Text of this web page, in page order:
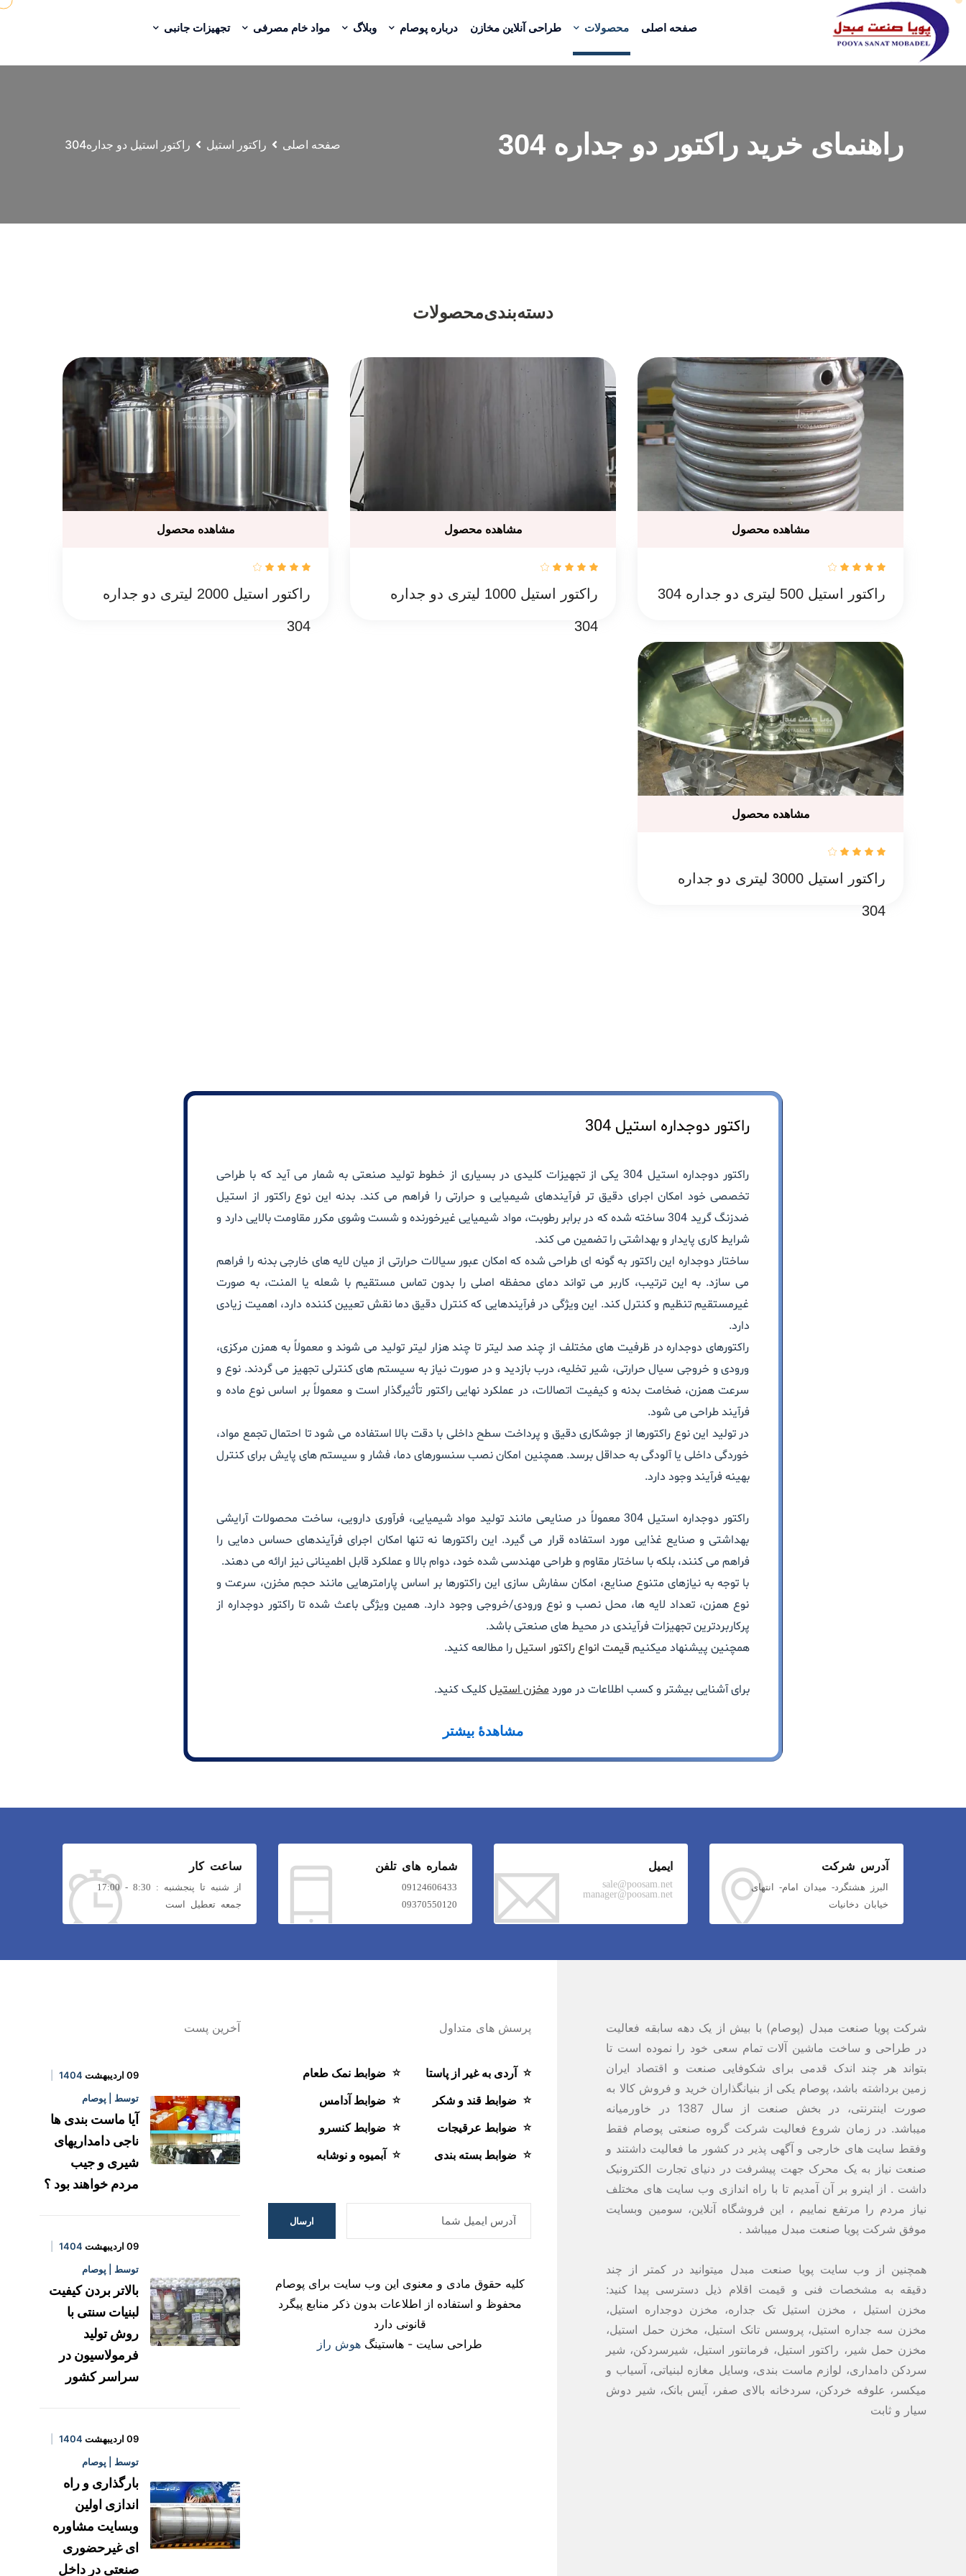
صفحه اصلی محصولات طراحی آنلاین مخازن درباره پوصام وبلاگ مواد خام مصرفی تجهیزات جانبی
راهنمای خرید راکتور دو جداره 304 صفحه اصلی راکتور استیل راکتور استیل دو جداره304
دسته‌بندی‌محصولات
مشاهده محصول
راکتور استیل 500 لیتری دو جداره 304
مشاهده محصول
راکتور استیل 1000 لیتری دو جداره
304
مشاهده محصول
راکتور استیل 2000 لیتری دو جداره
304
مشاهده محصول
راکتور استیل 3000 لیتری دو جداره
304
راکتور دوجداره استیل 304
راکتور دوجداره استیل 304
یکی از تجهیزات کلیدی در بسیاری از خطوط تولید صنعتی به شمار می آید که با طراحی
تخصصی خود امکان اجرای دقیق تر فرآیندهای شیمیایی و حرارتی را فراهم می کند. بدنه این نوع راکتور از استیل
ضدزنگ گرید 304
ساخته شده که در برابر رطوبت، مواد شیمیایی غیرخورنده و شست وشوی مکرر مقاومت بالایی دارد و
شرایط کاری پایدار و بهداشتی را تضمین می کند.
ساختار دوجداره این راکتور به گونه ای طراحی شده که امکان عبور سیالات حرارتی از میان لایه های خارجی بدنه را فراهم
می سازد. به این ترتیب، کاربر می تواند دمای محفظه اصلی را بدون تماس مستقیم با شعله یا المنت، به صورت
غیرمستقیم تنظیم و کنترل کند. این ویژگی در فرآیندهایی که کنترل دقیق دما نقش تعیین کننده دارد، اهمیت زیادی
دارد.
راکتورهای دوجداره در ظرفیت های مختلف از چند صد لیتر تا چند هزار لیتر تولید می شوند و معمولاً به همزن مرکزی،
ورودی و خروجی سیال حرارتی، شیر تخلیه، درب بازدید و در صورت نیاز به سیستم های کنترلی تجهیز می گردند. نوع و
سرعت همزن، ضخامت بدنه و کیفیت اتصالات، در عملکرد نهایی راکتور تأثیرگذار است و معمولاً بر اساس نوع ماده و
فرآیند طراحی می شود.
در تولید این نوع راکتورها از جوشکاری دقیق و پرداخت سطح داخلی با دقت بالا استفاده می شود تا احتمال تجمع مواد،
خوردگی داخلی یا آلودگی به حداقل برسد. همچنین امکان نصب سنسورهای دما، فشار و سیستم های پایش برای کنترل
بهینه فرآیند وجود دارد.
راکتور دوجداره استیل 304
معمولاً در صنایعی مانند تولید مواد شیمیایی، فرآوری دارویی، ساخت محصولات آرایشی
بهداشتی و صنایع غذایی مورد استفاده قرار می گیرد. این راکتورها نه تنها امکان اجرای فرآیندهای حساس دمایی را
فراهم می کنند، بلکه با ساختار مقاوم و طراحی مهندسی شده خود، دوام بالا و عملکرد قابل اطمینانی نیز ارائه می دهند.
با توجه به نیازهای متنوع صنایع، امکان سفارش سازی این راکتورها بر اساس پارامترهایی مانند حجم مخزن، سرعت و
نوع همزن، تعداد لایه ها، محل نصب و نوع ورودی/خروجی وجود دارد. همین ویژگی باعث شده تا راکتور دوجداره از
پرکاربردترین تجهیزات فرآیندی در محیط های صنعتی باشد.
همچنین پیشنهاد میکنیم قیمت انواع راکتور استیلرا مطالعه کنید.
برای آشنایی بیشتر و کسب اطلاعات در موردمخزن استیلکلیک کنید.
مشاهدهٔ بیشتر
آدرس شرکت
البرز هشتگرد- میدان امام- انتهای
خیابان دخانیات
ایمیل
sale@poosam.net
manager@poosam.net
شماره های تلفن
09124606433
09370550120
ساعت کار
از شنبه تا پنجشنبه : 8:30 - 17:00
جمعه تعطیل است
شرکت پویا صنعت مبدل (پوصام) با بیش از یک دهه سابقه فعالیت
در طراحی و ساخت ماشین آلات تمام سعی خود را نموده است تا
بتواند هر چند اندک قدمی برای شکوفایی صنعت و اقتصاد ایران
زمین برداشته باشد، پوصام یکی از بنیانگذاران خرید و فروش کالا به
صورت اینترنتی، در بخش صنعت از سال 1387 در خاورمیانه
میباشد. در زمان شروع فعالیت شرکت گروه صنعتی پوصام فقط
وفقط سایت های خارجی و آگهی پذیر در کشور ما فعالیت داشتند و
صنعت نیاز به یک محرک جهت پیشرفت در دنیای تجارت الکترونیک
داشت . از اینرو بر آن آمدیم تا با راه اندازی وب سایت های مختلف
نیاز مردم را مرتفع نماییم ، این فروشگاه آنلاین، سومین وبسایت
موفق شرکت پویا صنعت مبدل میباشد .
همچنین از وب سایت پویا صنعت مبدل میتوانید در کمتر از چند
دقیقه به مشخصات فنی و قیمت اقلام ذیل دسترسی پیدا کنید:
مخزن استیل ، مخزن استیل تک جداره، مخزن دوجداره استیل،
مخزن سه جداره استیل، پروسس تانک استیل، مخزن حمل استیل،
مخزن حمل شیر، راکتور استیل، فرمانتور استیل، شیرسردکن، شیر
سردکن دامداری، لوازم ماست بندی، وسایل مغازه لبنیاتی، آسیاب و
میکسر، علوفه خردکن، سردخانه بالای صفر، آیس بانک، شیر دوش
سیار و ثابت
پرسش های متداول
ضوابط نمک طعام
آردی به غیر از پاستا
ضوابط آدامس
ضوابط قند و شکر
ضوابط کنسرو
ضوابط عرقیجات
آبمیوه و نوشابه
ضوابط بسته بندی
ارسال
کلیه حقوق مادی و معنوی این وب سایت برای پوصام
محفوظ و استفاده از اطلاعات بدون ذکر منابع پیگرد
قانونی دارد
طراحی سایت - هاستینگ هوش راز
آخرین پست
09 اردیبهشت
1404
توسط | پوصام
آیا ماست بندی ها
ناجی دامداریهای
شیری و جیب
مردم خواهند بود ؟
09 اردیبهشت
1404
توسط | پوصام
بالاتر بردن کیفیت
لبنیات سنتی با
روش تولید
فرمولاسیون در
سراسر کشور
09 اردیبهشت
1404
توسط | پوصام
بارگذاری و راه
اندازی اولین
وبسایت مشاوره
ای غیرحضوری
صنعتی در داخل